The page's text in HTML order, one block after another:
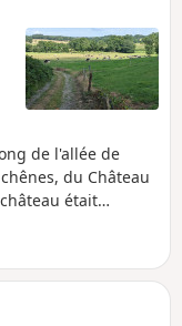
de l'allée de
du Château
était